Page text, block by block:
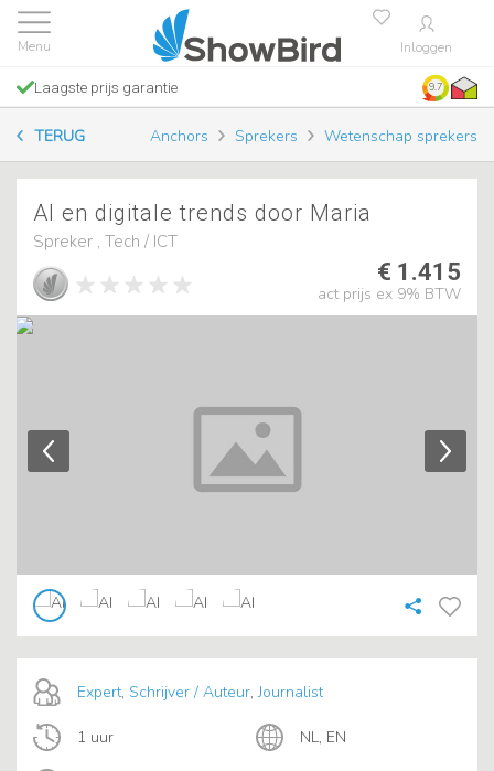
Inloggen
Laagste prijs garantie 9.7
TERUG Anchors Sprekers Wetenschap sprekers
AI en digitale trends door Maria
Spreker , Tech / ICT
€ 1.415
act prijs ex 9% BTW
Expert, Schrijver / Auteur,Journalist
1 uur NL, EN